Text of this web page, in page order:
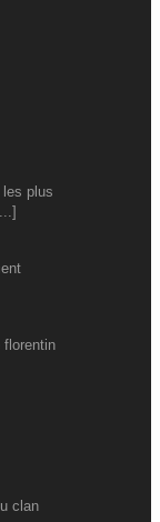
plus
florentin
clan